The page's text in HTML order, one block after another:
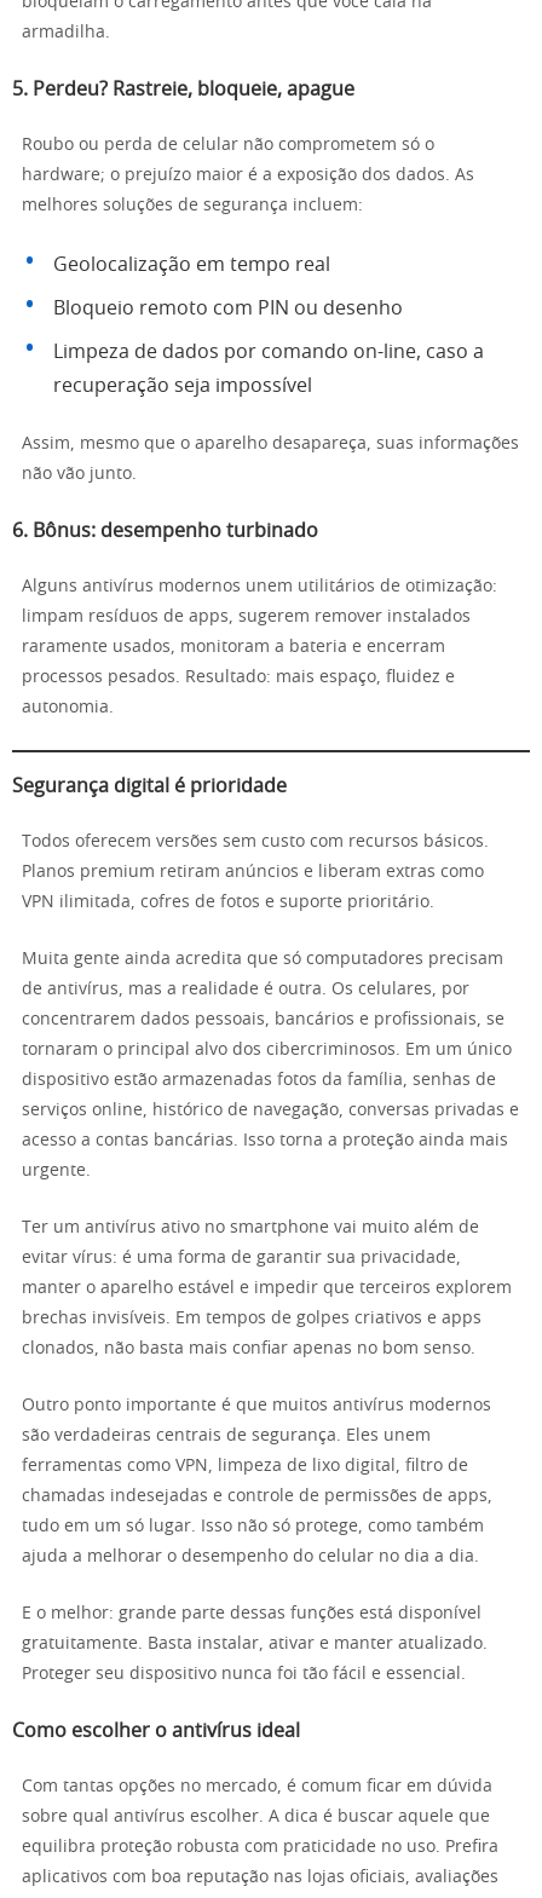
armadilha.
5. Perdeu? Rastreie, bloqueie, apague
Roubo ou perda de celular não comprometem só o
hardware; o prejuízo maior é a exposição dos dados. As
melhores soluções de segurança incluem:
Geolocalização em tempo real
Bloqueio remoto com PIN ou desenho
Limpeza de dados por comando on-line, caso a
recuperação seja impossível
Assim, mesmo que o aparelho desapareça, suas informações
não vão junto.
6. Bônus: desempenho turbinado
Alguns antivírus modernos unem utilitários de otimização:
limpam resíduos de apps, sugerem remover instalados
raramente usados, monitoram a bateria e encerram
processos pesados. Resultado: mais espaço, fluidez e
autonomia.
Segurança digital é prioridade
Todos oferecem versões sem custo com recursos básicos.
Planos premium retiram anúncios e liberam extras como
VPN ilimitada, cofres de fotos e suporte prioritário.
Muita gente ainda acredita que só computadores precisam
de antivírus, mas a realidade é outra. Os celulares, por
concentrarem dados pessoais, bancários e profissionais, se
tornaram o principal alvo dos cibercriminosos. Em um único
dispositivo estão armazenadas fotos da família, senhas de
serviços online, histórico de navegação, conversas privadas e
acesso a contas bancárias. Isso torna a proteção ainda mais
urgente.
Ter um antivírus ativo no smartphone vai muito além de
evitar vírus: é uma forma de garantir sua privacidade,
manter o aparelho estável e impedir que terceiros explorem
brechas invisíveis. Em tempos de golpes criativos e apps
clonados, não basta mais confiar apenas no bom senso.
Outro ponto importante é que muitos antivírus modernos
são verdadeiras centrais de segurança. Eles unem
ferramentas como VPN, limpeza de lixo digital, filtro de
chamadas indesejadas e controle de permissões de apps,
tudo em um só lugar. Isso não só protege, como também
ajuda a melhorar o desempenho do celular no dia a dia.
E o melhor: grande parte dessas funções está disponível
gratuitamente. Basta instalar, ativar e manter atualizado.
Proteger seu dispositivo nunca foi tão fácil e essencial.
Como escolher o antivírus ideal
Com tantas opções no mercado, é comum ficar em dúvida
sobre qual antivírus escolher. A dica é buscar aquele que
equilibra proteção robusta com praticidade no uso. Prefira
aplicativos com boa reputação nas lojas oficiais, avaliações